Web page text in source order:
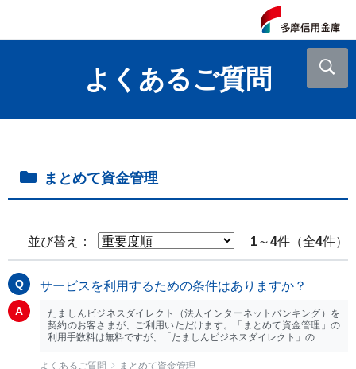
よくあるご質問
まとめて資金管理
並び替え： 1～4件（全4件）
サービスを利用するための条件はありますか？
たましんビジネスダイレクト（法人インターネットバンキング）を
契約のお客さまが、ご利用いただけます。「まとめて資金管理」の
利用手数料は無料ですが、「たましんビジネスダイレクト」の...
よくあるご質問 まとめて資金管理